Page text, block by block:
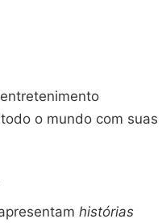
o mundo com suas
histórias